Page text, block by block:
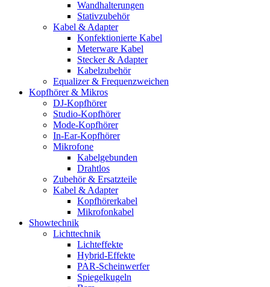
Wandhalterungen
Stativzubehör
Kabel & Adapter
Konfektionierte Kabel
Meterware Kabel
Stecker & Adapter
Kabelzubehör
Equalizer & Frequenzweichen
Kopfhörer & Mikros
DJ-Kopfhörer
Studio-Kopfhörer
Mode-Kopfhörer
In-Ear-Kopfhörer
Mikrofone
Kabelgebunden
Drahtlos
Zubehör & Ersatzteile
Kabel & Adapter
Kopfhörerkabel
Mikrofonkabel
Showtechnik
Lichttechnik
Lichteffekte
Hybrid-Effekte
PAR-Scheinwerfer
Spiegelkugeln